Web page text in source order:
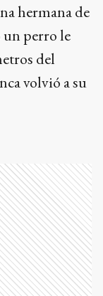
hermana de
perro le
del
volvió a su